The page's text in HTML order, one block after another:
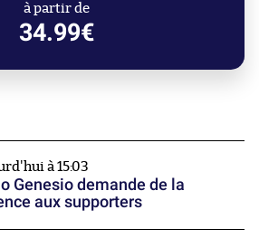
à partir de
34.99€
à 15:03
Genesio demande de la
aux supporters